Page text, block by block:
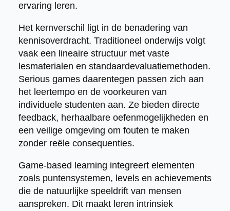
ervaring leren.
Het kernverschil ligt in de benadering van
kennisoverdracht. Traditioneel onderwijs volgt
vaak een lineaire structuur met vaste
lesmaterialen en standaard­evaluatiemethoden.
Serious games daarentegen passen zich aan
het leertempo en de voorkeuren van
individuele studenten aan. Ze bieden directe
feedback, herhaalbare oefenmogelijkheden en
een veilige omgeving om fouten te maken
zonder reële consequenties.
Game-based learning integreert elementen
zoals puntensystemen, levels en achievements
die de natuurlijke speeldrift van mensen
aanspreken. Dit maakt leren intrinsiek